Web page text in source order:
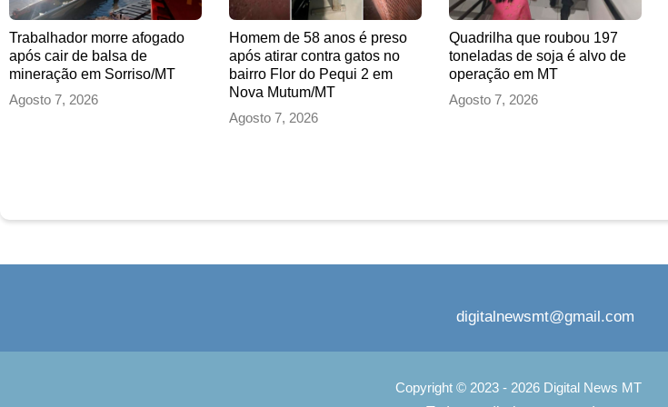
Trabalhador morre afogado
após cair de balsa de
mineração em Sorriso/MT
Agosto 7, 2026
Homem de 58 anos é preso
após atirar contra gatos no
bairro Flor do Pequi 2 em
Nova Mutum/MT
Agosto 7, 2026
Quadrilha que roubou 197
toneladas de soja é alvo de
operação em MT
Agosto 7, 2026
digitalnewsmt@gmail.com
Copyright © 2023 - 2026 Digital News MT